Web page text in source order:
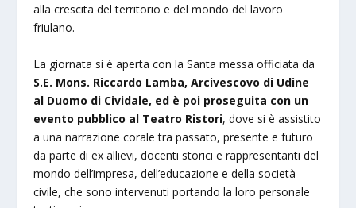
alla crescita del territorio e del mondo del lavoro
friulano.
La giornata si è aperta con la Santa messa officiata da
S.E. Mons. Riccardo Lamba, Arcivescovo di Udine
al Duomo di Cividale, ed è poi proseguita con un
evento pubblico al Teatro Ristori, dove si è assistito
a una narrazione corale tra passato, presente e futuro
da parte di ex allievi, docenti storici e rappresentanti del
mondo dell’impresa, dell’educazione e della società
civile, che sono intervenuti portando la loro personale